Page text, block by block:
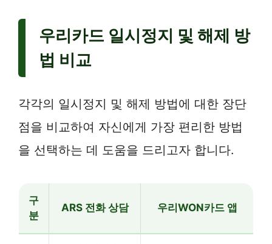
우리카드 일시정지 및 해제 방
법 비교
각각의 일시정지 및 해제 방법에 대한 장단
점을 비교하여 자신에게 가장 편리한 방법
을 선택하는 데 도움을 드리고자 합니다.
구
분
ARS 전화 상담 우리WON카드 앱